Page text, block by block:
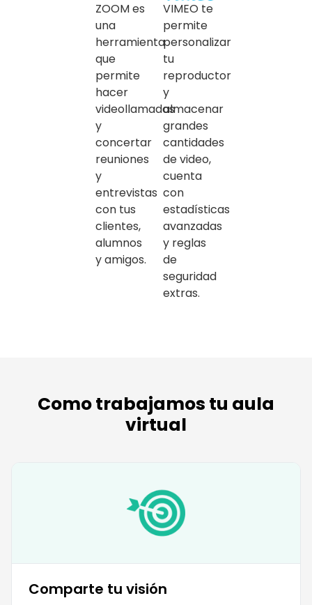
ZOOM es
una
herramienta
que
permite
hacer
videollamadas
y
concertar
reuniones
y
entrevistas
con tus
clientes,
alumnos
y amigos.
VIMEO te
permite
personalizar
tu
reproductor
y
almacenar
grandes
cantidades
de video,
cuenta
con
estadísticas
avanzadas
y reglas
de
seguridad
extras.
Como trabajamos tu aula
virtual
Comparte tu visión